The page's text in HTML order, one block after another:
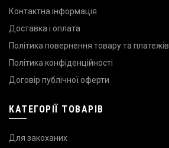
Контактна інформація
Доставка і оплата
Політика повернення товару та платежів
Політика конфіденційності
Договір публічної оферти
КАТЕГОРІЇ ТОВАРІВ
Для закоханих